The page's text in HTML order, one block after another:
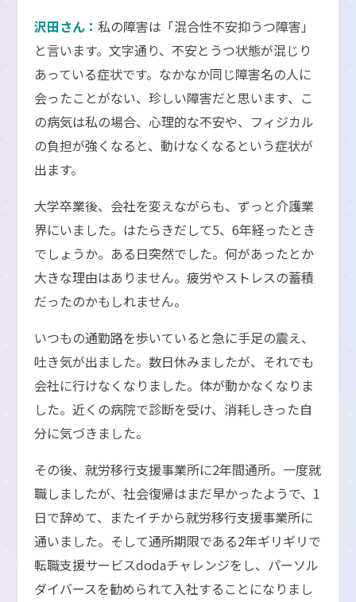
沢田さん： 私の障害は「混合性不安抑うつ障害」
と言います。文字通り、不安とうつ状態が混じり
あっている症状です。なかなか同じ障害名の人に
会ったことがない、珍しい障害だと思います、こ
の病気は私の場合、心理的な不安や、フィジカル
の負担が強くなると、動けなくなるという症状が
出ます。
大学卒業後、会社を変えながらも、ずっと介護業
界にいました。はたらきだして5、6年経ったとき
でしょうか。ある日突然でした。何があったとか
大きな理由はありません。疲労やストレスの蓄積
だったのかもしれません。
いつもの通勤路を歩いていると急に手足の震え、
吐き気が出ました。数日休みましたが、それでも
会社に行けなくなりました。体が動かなくなりま
した。近くの病院で診断を受け、消耗しきった自
分に気づきました。
その後、就労移行支援事業所に2年間通所。一度就
職しましたが、社会復帰はまだ早かったようで、1
日で辞めて、またイチから就労移行支援事業所に
通いました。そして通所期限である2年ギリギリで
転職支援サービスdodaチャレンジをし、パーソル
ダイバースを勧められて入社することになりまし